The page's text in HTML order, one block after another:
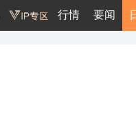
行情 要闻